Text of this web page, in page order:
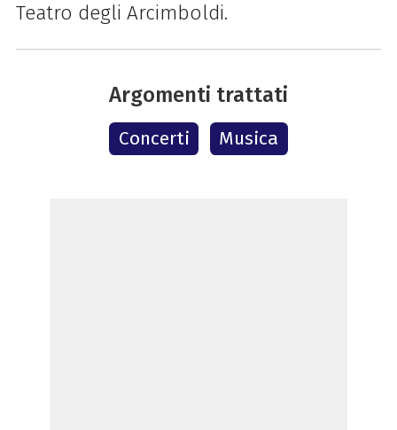
Teatro degli Arcimboldi.
Argomenti trattati
Concerti Musica